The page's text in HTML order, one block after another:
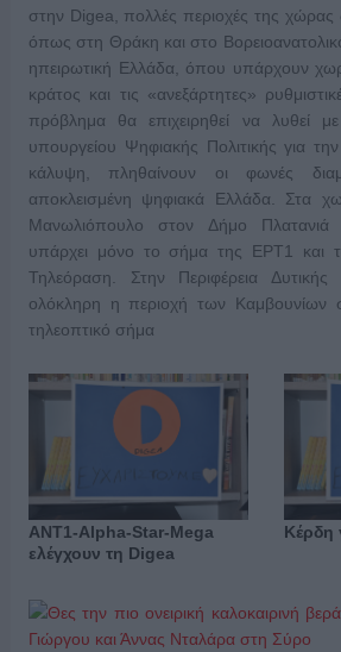
στην Digea, πολλές περιοχές της χώρας
όπως στη Θράκη και στο
ηπειρωτική Ελλάδα, όπου υπάρχουν
κράτος και τις «ανεξάρτητες»
πρόβλημα θα επιχειρηθεί να λυθεί
υπουργείου Ψηφιακής Πολιτικής για
κάλυψη, πληθαίνουν οι φωνές
αποκλεισμένη ψηφιακά Ελλάδα. Στα
Μανωλιόπουλο στον Δήμο
υπάρχει μόνο το σήμα της ΕΡΤ1 και
Τηλεόραση. Στην Περιφέρεια Δυτικής
ολόκληρη η περιοχή των Καμβουνίων
τηλεοπτικό σήμα
ΑΝΤ1-Alpha-Star-Mega
ελέγχουν τη Digea
Κέρδη